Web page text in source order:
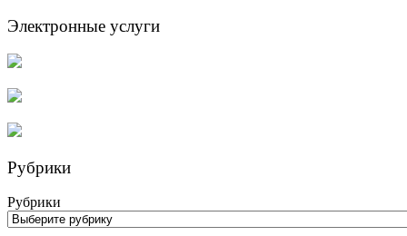
Электронные услуги
Рубрики
Рубрики